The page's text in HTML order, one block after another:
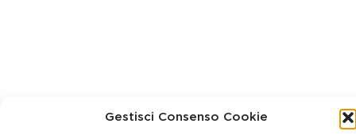
Gestisci Consenso Cookie